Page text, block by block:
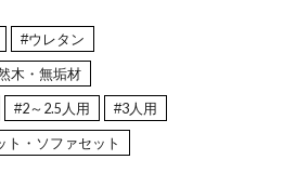
#ウレタン
木・無垢材
#2～2.5人用 #3人用
ト・ソファセット